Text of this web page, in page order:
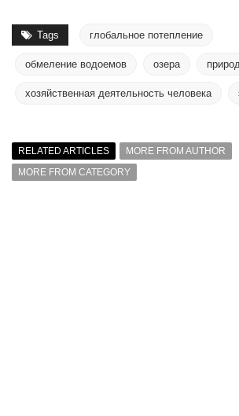
Tags глобальное потепление
обмеление водоемов озера
хозяйственная деятельность человека
RELATED ARTICLES
MORE FROM AUTHOR
MORE FROM CATEGORY